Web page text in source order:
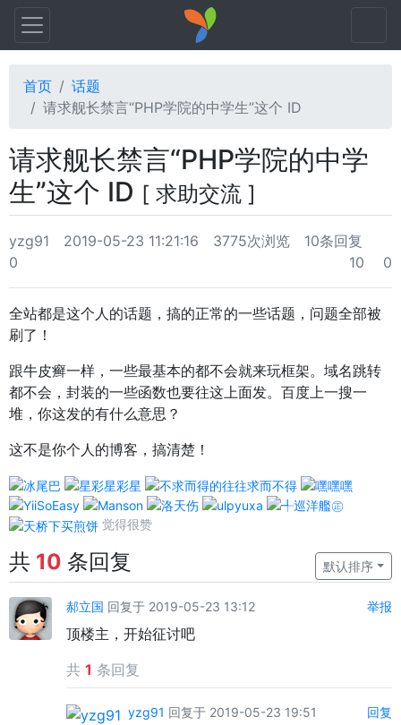
首页
话题
请求舰长禁言“PHP学院的中学生”这个 ID
请求舰长禁言“PHP学院的中学
生”这个 ID [ 求助交流 ]
yzg91 2019-05-23 11:21:16 3775次浏览
10条回复
0
10 0
全站都是这个人的话题，搞的正常的一些话题，问题全部被
刷了！
跟牛皮癣一样，一些最基本的都不会就来玩框架。域名跳转
都不会，封装的一些函数也要往这上面发。百度上一搜一
堆，你这发的有什么意思？
这不是你个人的博客，搞清楚！
觉得很赞
共 10 条回复 默认排序
郝立国 回复于 2019-05-23 13:12 举报
顶楼主，开始征讨吧
共 1 条回复
yzg91 回复于 2019-05-23 19:51 回复